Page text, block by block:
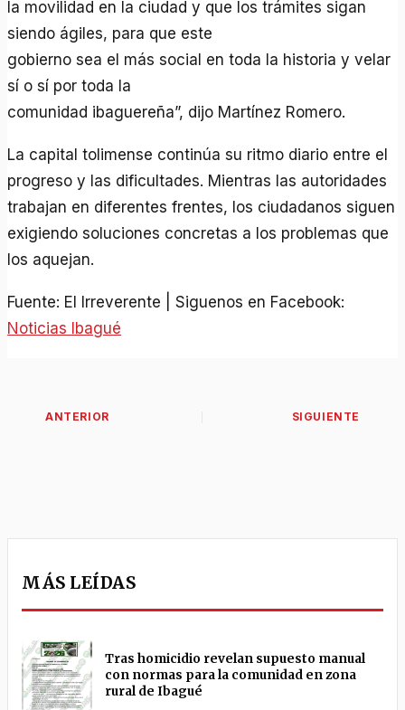
la movilidad en la ciudad y que los trámites sigan
siendo ágiles, para que este
gobierno sea el más social en toda la historia y velar
sí o sí por toda la
comunidad ibaguereña”, dijo Martínez Romero.
La capital tolimense continúa su ritmo diario entre el
progreso y las dificultades. Mientras las autoridades
trabajan en diferentes frentes, los ciudadanos siguen
exigiendo soluciones concretas a los problemas que
los aquejan.
Fuente: El Irreverente | Siguenos en Facebook:
Noticias Ibagué
MÁS LEÍDAS
Tras homicidio revelan supuesto manual
con normas para la comunidad en zona
rural de Ibagué